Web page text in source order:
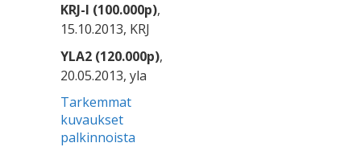
KRJ-I (100.000p),
15.10.2013, KRJ
YLA2 (120.000p),
20.05.2013, yla
Tarkemmat
kuvaukset
palkinnoista